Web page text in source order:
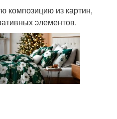
композицию из картин,
элементов.